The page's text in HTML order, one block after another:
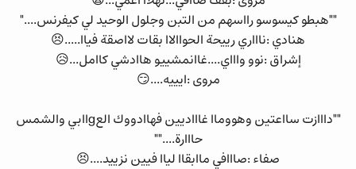
""هبطو كيسوسو رااسهم من التبن وجلول الوحيد لي كيفرنس...."
هنادي :ناااري رييحة الحواالاا بقات لااصقة فياا.....😣
إشراق :نوو واااي....غاانمشييو هاادشي كاامل...😥
مروى :ايييه....😏
""دااازت سااعتين وهووماا غاااديين فهاادووك العgاابي والشمس
حااارة....""
صفاء :صااافي ماابقاا لياا فيين نزييد....😣